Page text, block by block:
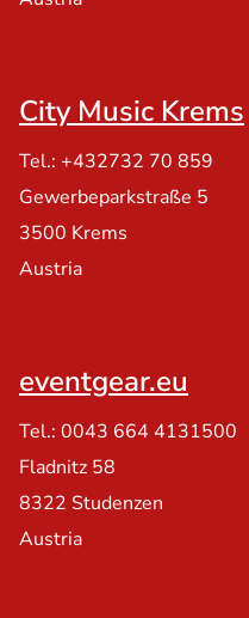
City Music Krems
Tel.: +432732 70 859
Gewerbeparkstraße 5
3500 Krems
Austria
eventgear.eu
Tel.: 0043 664 4131500
Fladnitz 58
8322 Studenzen
Austria